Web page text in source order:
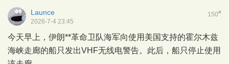
150#
Launce
2026-7-4 23:45
今天早上，伊朗**革命卫队海军向使用美国支持的霍尔木兹
海峡走廊的船只发出VHF无线电警告。此后，船只停止使用